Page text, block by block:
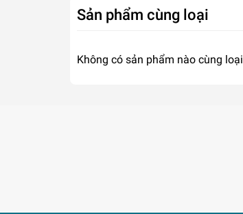
Sản phẩm cùng loại
Không có sản phẩm nào cùng loại